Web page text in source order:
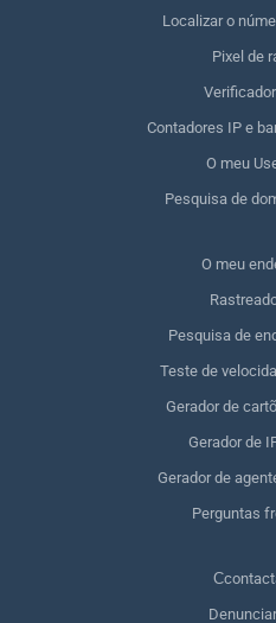
Localizar o
Pixel de
Contadores IP e
O meu
Pesquisa de
O meu
Pesquisa de
Teste de
Gerador de
Gerador de
Gerador de
Perguntas